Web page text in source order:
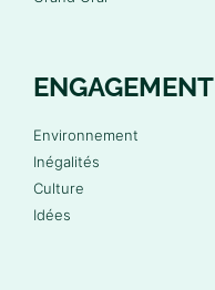
ENGAGEMENT
Environnement
Inégalités
Culture
Idées